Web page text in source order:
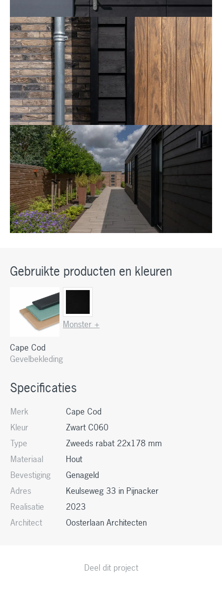
Gebruikte producten en kleuren
Cape Cod
Gevelbekleding
Monster +
Specificaties
Merk
Cape Cod
Kleur
Zwart C060
Type
Zweeds rabat 22x178 mm
Materiaal
Hout
Bevestiging
Genageld
Adres
Keulseweg 33 in Pijnacker
Realisatie
2023
Architect
Oosterlaan Architecten
Deel dit project